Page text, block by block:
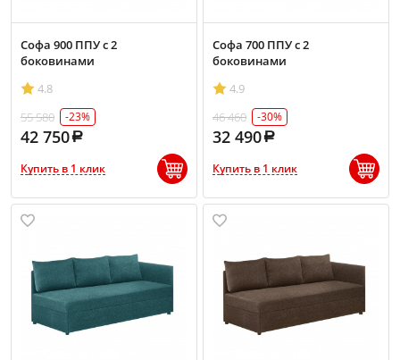
Софа 900 ППУ с 2
боковинами
4.8
55 580
-23%
42 750
Купить в 1 клик
Софа 700 ППУ с 2
боковинами
4.9
46 460
-30%
32 490
Купить в 1 клик